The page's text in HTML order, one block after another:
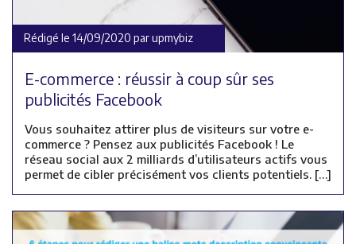
Rédigé le 14/09/2020 par upmybiz
E-commerce : réussir à coup sûr ses
publicités Facebook
Vous souhaitez attirer plus de visiteurs sur votre e-
commerce ? Pensez aux publicités Facebook ! Le
réseau social aux 2 milliards d’utilisateurs actifs vous
permet de cibler précisément vos clients potentiels. […]